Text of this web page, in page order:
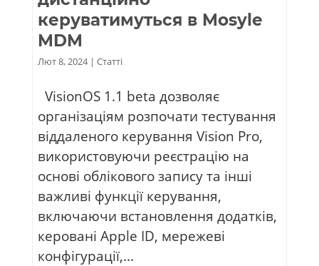
керуватимуться в Mosyle
MDM
Лют 8, 2024| Статті
VisionOS 1.1 beta дозволяє
організаціям розпочати тестування
віддаленого керування Vision Pro,
використовуючи реєстрацію на
основі облікового запису та інші
важливі функції керування,
включаючи встановлення додатків,
керовані Apple ID, мережеві
конфігурації,...